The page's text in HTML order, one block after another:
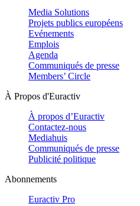
Media Solutions
Projets publics européens
Evénements
Emplois
Agenda
Communiqués de presse
Members’ Circle
À Propos d'Euractiv
À propos d’Euractiv
Contactez-nous
Mediahuis
Communiqués de presse
Publicité politique
Abonnements
Euractiv Pro